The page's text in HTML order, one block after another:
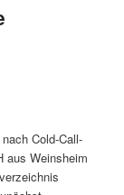
Cold-Call-
aus Weinsheim